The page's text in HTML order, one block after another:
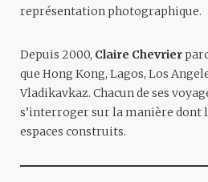
représentation photographique.
Depuis 2000, Claire Chevrier
que Hong Kong, Lagos, Los
Vladikavkaz. Chacun de ses
s’interroger sur la manière dont
espaces construits.